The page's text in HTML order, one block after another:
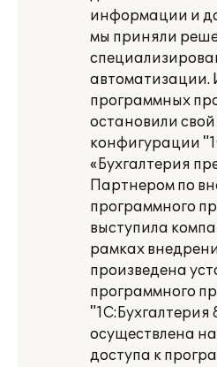
информации и
мы приняли
автоматизации.
программных
остановили
конфигурации
«Бухгалтерия
Партнером по
программного
выступила
рамках
произведена
программного
осуществлена
доступа к